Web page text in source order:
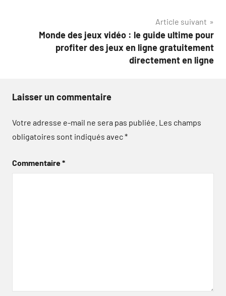
Article suivant
Monde des jeux vidéo : le guide ultime pour
profiter des jeux en ligne gratuitement
directement en ligne
Laisser un commentaire
Votre adresse e-mail ne sera pas publiée. Les champs
obligatoires sont indiqués avec*
Commentaire*